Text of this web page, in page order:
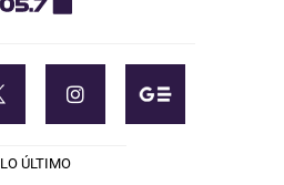
LO ÚLTIMO